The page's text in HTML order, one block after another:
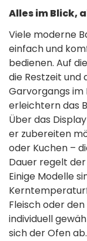
Alles im Blick,
Viele moderne
einfach und
bedienen. Auf
die Restzeit und
Garvorgangs
erleichtern das
Über das
er zubereiten
oder Kuchen –
Dauer regelt
Einige Modelle
Fleisch oder
individuell
sich der Ofen ab.